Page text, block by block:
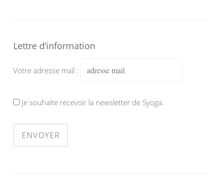
Lettre d’information
Votre adresse mail :
Je souhaite recevoir la newsletter de Syoga.